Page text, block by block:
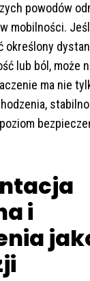
powodów
mobilności.
określony
lub ból, może
ma nie
i